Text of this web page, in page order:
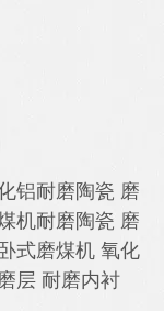
铝耐磨陶瓷 磨
机耐磨陶瓷 磨
式磨煤机 氧化
层 耐磨内衬